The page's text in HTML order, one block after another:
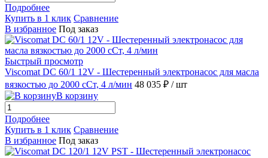
Подробнее
Купить в 1 клик Сравнение
В избранное Под заказ
Быстрый просмотр
Viscomat DC 60/1 12V - Шестеренный электронасос для масла
вязкостью до 2000 сСт, 4 л/мин 48 035 ₽ / шт
В корзину
Подробнее
Купить в 1 клик Сравнение
В избранное Под заказ